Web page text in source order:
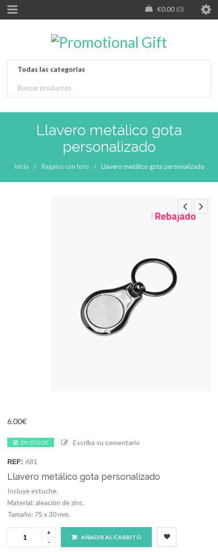
0.00
€ 0
Llavero metálico gota
personalizado
Inicio / Regalos con foto / Llavero metálico gota personalizado
6.00€
EN STOCK Escriba su comentario
REF: A81
Llavero metálico gota personalizado
Incluye estuche.
Material: aleación de zinc.
Tamaño: 75 x 30 mm.
AÑADIR AL CARRITO